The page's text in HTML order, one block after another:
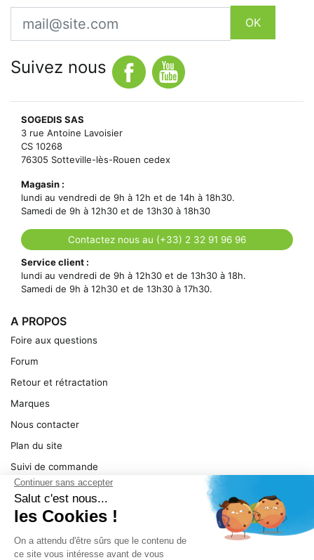
Email
OK
Suivez nous
SOGEDIS SAS
3 rue Antoine Lavoisier
CS 10268
76305 Sotteville-lès-Rouen cedex
Magasin :
lundi au vendredi de 9h à 12h et de 14h à 18h30.
Samedi de 9h à 12h30 et de 13h30 à 18h30
Contactez nous au (+33) 2 32 91 96 96
Service client :
lundi au vendredi de 9h à 12h30 et de 13h30 à 18h.
Samedi de 9h à 12h30 et de 13h30 à 17h30.
A PROPOS
Foire aux questions
Forum
Retour et rétractation
Marques
Nous contacter
Plan du site
Suivi de commande
Ma facture
Mentions légales